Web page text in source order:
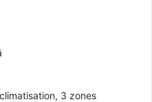
3 zones